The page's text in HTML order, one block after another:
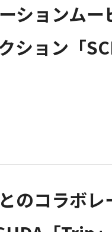
ションム
ション「
のコラボ